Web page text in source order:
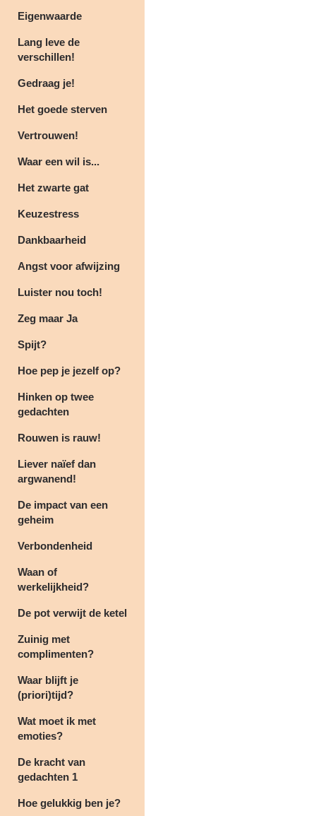
Eigenwaarde
Lang leve de
verschillen!
Gedraag je!
Het goede sterven
Vertrouwen!
Waar een wil is...
Het zwarte gat
Keuzestress
Dankbaarheid
Angst voor afwijzing
Luister nou toch!
Zeg maar Ja
Spijt?
Hoe pep je jezelf op?
Hinken op twee
gedachten
Rouwen is rauw!
Liever naïef dan
argwanend!
De impact van een
geheim
Verbondenheid
Waan of
werkelijkheid?
De pot verwijt de ketel
Zuinig met
complimenten?
Waar blijft je
(priori)tijd?
Wat moet ik met
emoties?
De kracht van
gedachten 1
Hoe gelukkig ben je?